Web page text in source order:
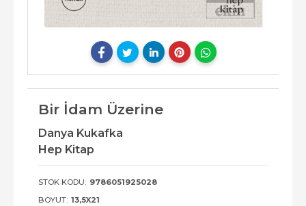
Bir İdam Üzerine
Danya Kukafka
Hep Kitap
STOK KODU: 9786051925028
BOYUT: 13,5X21